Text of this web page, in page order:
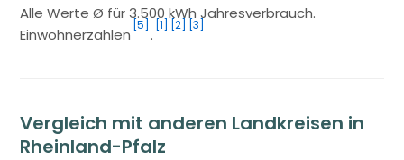
Alle Werte Ø für 3.500 kWh Jahresverbrauch.
Einwohnerzahlen
[5]
.
[1] [2] [3]
Vergleich mit anderen Landkreisen in
Rheinland-Pfalz